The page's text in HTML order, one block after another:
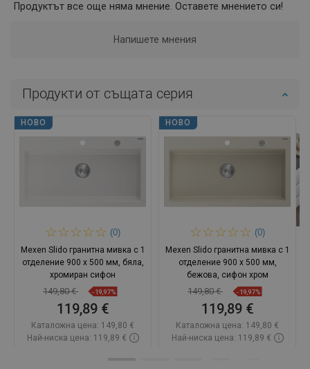
Продуктът все още няма мнение. Оставете мнението си!
Напишете мнения
Продукти от същата серия
НОВО
(0)
Mexen Slido гранитна мивка с 1
отделение 900 x 500 мм, бяла,
хромиран сифон
149,80 € -19,97%
119,89 €
Каталожна цена: 149,80 €
Най-ниска цена: 119,89 €
НОВО
(0)
Mexen Slido гранитна мивка с 1
отделение 900 x 500 мм,
бежова, сифон хром
149,80 € -19,97%
119,89 €
Каталожна цена: 149,80 €
Най-ниска цена: 119,89 €